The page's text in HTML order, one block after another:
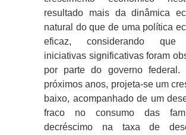
resultado mais da dinâmica
natural do que de uma política
eficaz, considerando que
iniciativas significativas foram
por parte do governo federal.
próximos anos, projeta-se um
baixo, acompanhado de um
fraco no consumo das
decréscimo na taxa de